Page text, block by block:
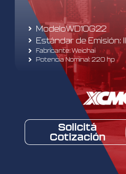
ModeloWD10G22
Estándar de Emisión: II
Fabricante: Weichai
Potencia Nominal: 220 hp
Solicitá
Cotización